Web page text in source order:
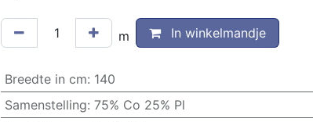
m In winkelmandje
Breedte in cm: 140
Samenstelling: 75% Co 25% Pl